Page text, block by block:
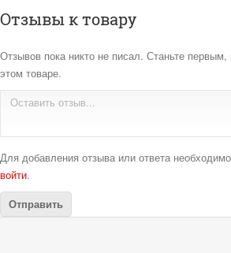
Отзывы к товару
Отзывов пока никто не писал. Станьте первым,
этом товаре.
Для добавления отзыва или ответа необходимо
войти.